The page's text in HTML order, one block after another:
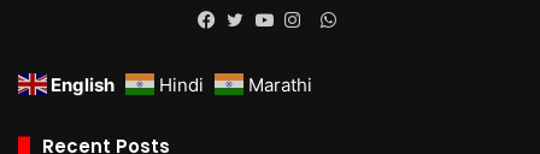
WhatsApp
English Hindi Marathi
Recent Posts